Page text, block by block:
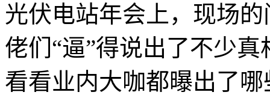
光伏电站年会上，现场
佬们“逼”得说出了不少
看看业内大咖都曝出